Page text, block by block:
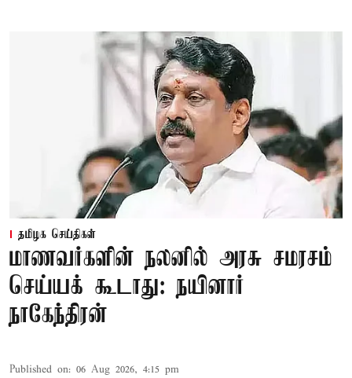
தமிழக செய்திகள்
மாணவர்களின் நலனில் அரசு சமரசம்
செய்யக் கூடாது: நயினார்
நாகேந்திரன்
Published on: 06 Aug 2026, 4:15 pm